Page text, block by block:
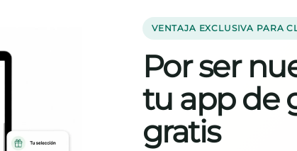
VENTAJA EXCLUSIVA PARA
Por ser
tu app de
gratis